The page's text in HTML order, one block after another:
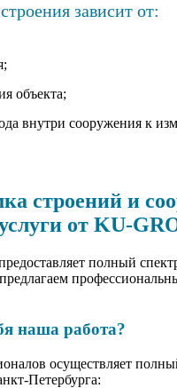
зависит от:
объекта;
внутри сооружения к
строений и
от KU-
полный
наша работа?
осуществляет
Петербурга: